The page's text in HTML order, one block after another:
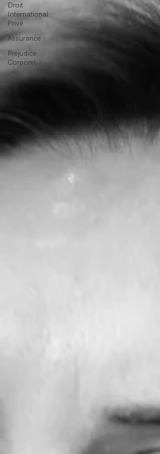
Droit
International
Privé
Assurance
Préjudice
Corporel